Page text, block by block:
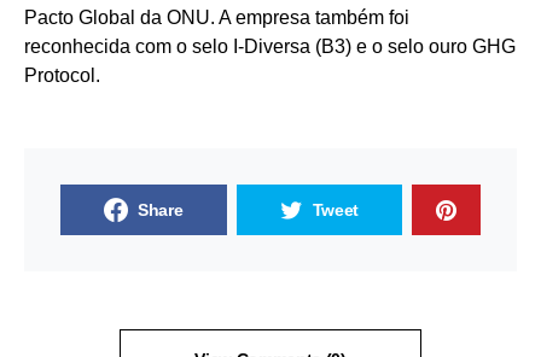
Pacto Global da ONU. A empresa também foi
reconhecida com o selo I-Diversa (B3) e o selo ouro GHG
Protocol.
Share Tweet